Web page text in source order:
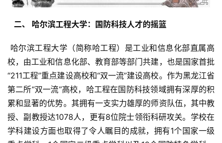
  二、 哈尔滨工程大学：国防科技人才的摇篮
校，由工业和信息化部、教育部等部门共建，也是国家首批
“211工程”重点建设高校和“双一流”建设高校。作为黑龙江省
第二所“双一流”高校，哈工程在国防科技领域拥有深厚的积
累和显著的优势。其拥有一支实力雄厚的师资队伍，其中教
授、副教授达1078人，更有8位院士领衔科研攻关。学校在
学科建设方面也取得了令人瞩目的成就，拥有1个国家一级